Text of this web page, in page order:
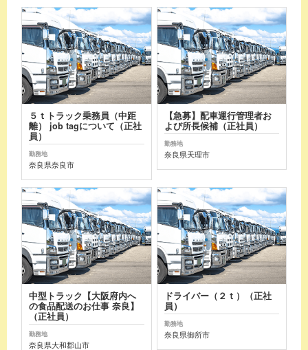
５ｔトラック乗務員（中距
離） job tagについて（正社
員）
勤務地
奈良県奈良市
【急募】配車運行管理者お
よび所長候補（正社員）
勤務地
奈良県天理市
中型トラック【大阪府内へ
の食品配送のお仕事 奈良】
（正社員）
勤務地
奈良県大和郡山市
ドライバー（２ｔ）（正社
員）
勤務地
奈良県御所市